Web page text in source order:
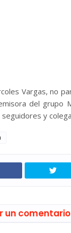
Vargas, no
del grupo
y
un comentario